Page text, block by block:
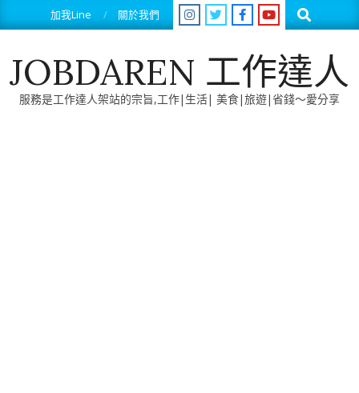
to
加我Line 關於我們 Search
JOBDAREN 工作達人
服務是工作達人架站的宗旨,工作|生活| 美食|旅遊|省錢～愛分享